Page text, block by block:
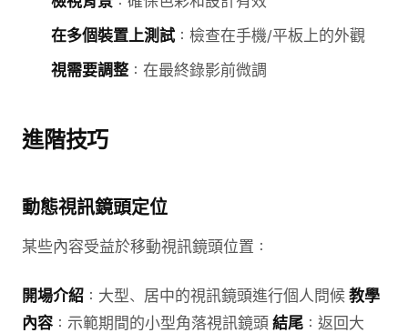
在多個裝置上測試 ：檢查在手機/平板上的外觀
視需要調整 ：在最終錄影前微調
進階技巧
動態視訊鏡頭定位
某些內容受益於移動視訊鏡頭位置：
開場介紹 ：大型、居中的視訊鏡頭進行個人問候 教學
內容 ：示範期間的小型角落視訊鏡頭 結尾 ：返回大